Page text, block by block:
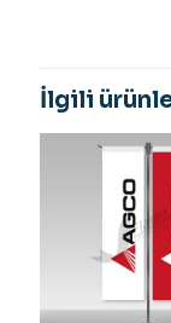
İlgili